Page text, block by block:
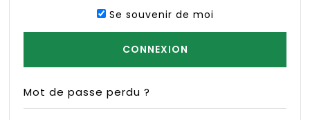
Se souvenir de moi
Mot de passe perdu ?